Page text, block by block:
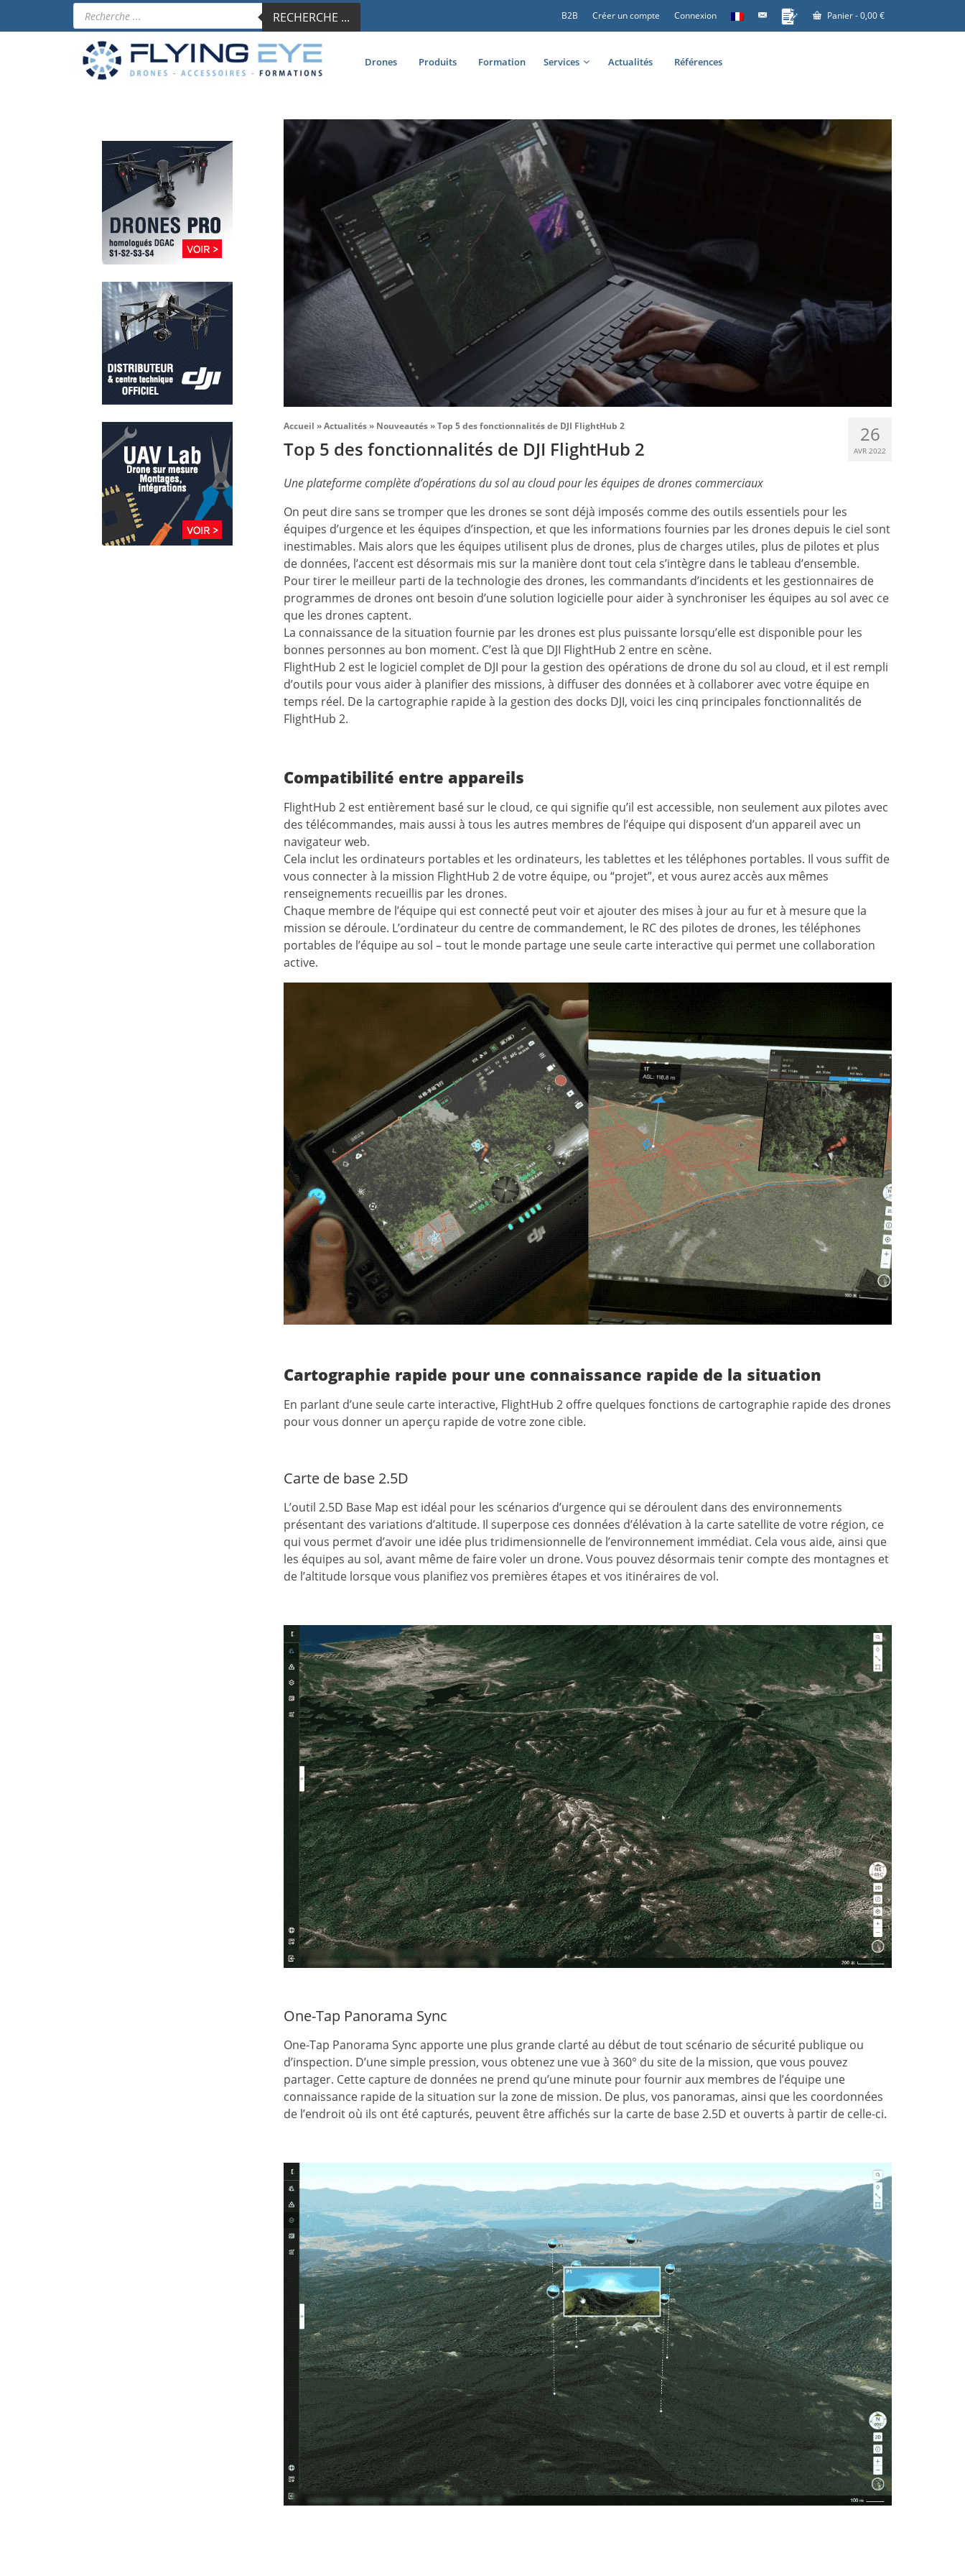
B2B Créer un compte Connexion Panier-0,00€
Recherche
de
produits
RECHERCHE ...
Drones Produits Formation Services Actualités Références
26
AVR 2022
Accueil » Actualités » Nouveautés » Top 5 des fonctionnalités de DJI FlightHub 2
Top 5 des fonctionnalités de DJI FlightHub 2
Une plateforme complète d’opérations du sol au cloud pour les équipes de drones commerciaux
On peut dire sans se tromper que les drones se sont déjà imposés comme des outils essentiels pour les
équipes d’urgence et les équipes d’inspection, et que les informations fournies par les drones depuis le ciel sont
inestimables. Mais alors que les équipes utilisent plus de drones, plus de charges utiles, plus de pilotes et plus
de données, l’accent est désormais mis sur la manière dont tout cela s’intègre dans le tableau d’ensemble.
Pour tirer le meilleur parti de la technologie des drones, les commandants d’incidents et les gestionnaires de
programmes de drones ont besoin d’une solution logicielle pour aider à synchroniser les équipes au sol avec ce
que les drones captent.
La connaissance de la situation fournie par les drones est plus puissante lorsqu’elle est disponible pour les
bonnes personnes au bon moment. C’est là que DJI FlightHub 2 entre en scène.
FlightHub 2 est le logiciel complet de DJI pour la gestion des opérations de drone du sol au cloud, et il est rempli
d’outils pour vous aider à planifier des missions, à diffuser des données et à collaborer avec votre équipe en
temps réel. De la cartographie rapide à la gestion des docks DJI, voici les cinq principales fonctionnalités de
FlightHub 2.
Compatibilité entre appareils
FlightHub 2 est entièrement basé sur le cloud, ce qui signifie qu’il est accessible, non seulement aux pilotes avec
des télécommandes, mais aussi à tous les autres membres de l’équipe qui disposent d’un appareil avec un
navigateur web.
Cela inclut les ordinateurs portables et les ordinateurs, les tablettes et les téléphones portables. Il vous suffit de
vous connecter à la mission FlightHub 2 de votre équipe, ou “projet”, et vous aurez accès aux mêmes
renseignements recueillis par les drones.
Chaque membre de l’équipe qui est connecté peut voir et ajouter des mises à jour au fur et à mesure que la
mission se déroule. L’ordinateur du centre de commandement, le RC des pilotes de drones, les téléphones
portables de l’équipe au sol – tout le monde partage une seule carte interactive qui permet une collaboration
active.
Cartographie rapide pour une connaissance rapide de la situation
En parlant d’une seule carte interactive, FlightHub 2 offre quelques fonctions de cartographie rapide des drones
pour vous donner un aperçu rapide de votre zone cible.
Carte de base 2.5D
L’outil 2.5D Base Map est idéal pour les scénarios d’urgence qui se déroulent dans des environnements
présentant des variations d’altitude. Il superpose ces données d’élévation à la carte satellite de votre région, ce
qui vous permet d’avoir une idée plus tridimensionnelle de l’environnement immédiat. Cela vous aide, ainsi que
les équipes au sol, avant même de faire voler un drone. Vous pouvez désormais tenir compte des montagnes et
de l’altitude lorsque vous planifiez vos premières étapes et vos itinéraires de vol.
One-Tap Panorama Sync
One-Tap Panorama Sync apporte une plus grande clarté au début de tout scénario de sécurité publique ou
d’inspection. D’une simple pression, vous obtenez une vue à 360° du site de la mission, que vous pouvez
partager. Cette capture de données ne prend qu’une minute pour fournir aux membres de l’équipe une
connaissance rapide de la situation sur la zone de mission. De plus, vos panoramas, ainsi que les coordonnées
de l’endroit où ils ont été capturés, peuvent être affichés sur la carte de base 2.5D et ouverts à partir de celle-ci.